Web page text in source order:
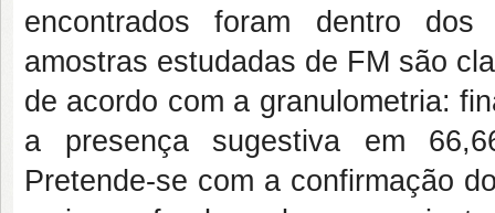
encontrados foram dentro
amostras estudadas de FM são
de acordo com a granulometria:
a presença sugestiva em
Pretende-se com a confirmação